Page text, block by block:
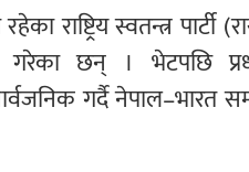
राष्ट्रिय स्वतन्त्र पार्टी
गरेका छन् । भेटपछि
गर्दै नेपाल–भारत